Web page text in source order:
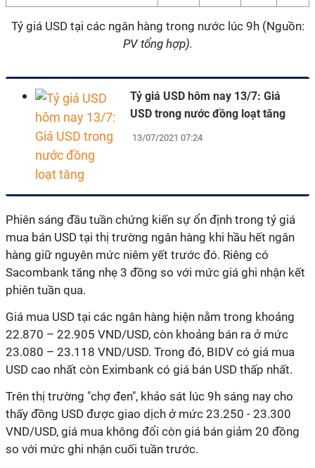
Tỷ giá USD tại các ngân hàng trong nước lúc 9h (Nguồn:
PV tổng hợp).
Tỷ giá USD hôm nay 13/7: Giá
USD trong nước đồng loạt tăng
13/07/2021 07:24
Phiên sáng đầu tuần chứng kiến sự ổn định trong tỷ giá
mua bán USD tại thị trường ngân hàng khi hầu hết ngân
hàng giữ nguyên mức niêm yết trước đó. Riêng có
Sacombank tăng nhẹ 3 đồng so với mức giá ghi nhận kết
phiên tuần qua.
Giá mua USD tại các ngân hàng hiện nằm trong khoảng
22.870 – 22.905 VND/USD, còn khoảng bán ra ở mức
23.080 – 23.118 VND/USD. Trong đó, BIDV có giá mua
USD cao nhất còn Eximbank có giá bán USD thấp nhất.
Trên thị trường "chợ đen", khảo sát lúc 9h sáng nay cho
thấy đồng USD được giao dịch ở mức 23.250 - 23.300
VND/USD, giá mua không đổi còn giá bán giảm 20 đồng
so với mức ghi nhận cuối tuần trước.